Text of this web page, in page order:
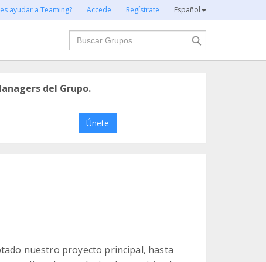
ayudar a Teaming? Accede Regístrate Español
Buscar
del Grupo.
Únete
nuestro proyecto principal, hasta